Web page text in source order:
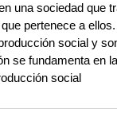
una sociedad que
pertenece a
social y
se fundamenta en
social